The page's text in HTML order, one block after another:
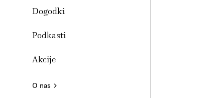
Dogodki
Podkasti
Akcije
O nas